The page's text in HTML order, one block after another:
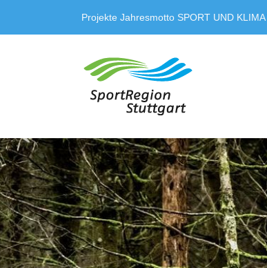
Projekte Jahresmotto SPORT UND KLIMA